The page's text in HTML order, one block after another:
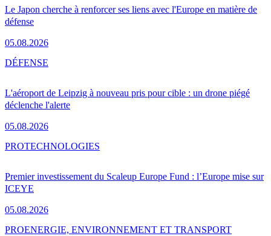
Le Japon cherche à renforcer ses liens avec l'Europe en matière de
défense
05.08.2026
L'aéroport de Leipzig à nouveau pris pour cible : un drone piégé
déclenche l'alerte
05.08.2026
DÉFENSE
Premier investissement du Scaleup Europe Fund : l’Europe mise sur
ICEYE
05.08.2026
PROTECHNOLOGIES
PROENERGIE, ENVIRONNEMENT ET TRANSPORT